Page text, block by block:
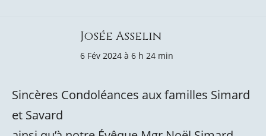
Josée Asselin
6 Fév 2024 à 6 h 24 min
Sincères Condoléances aux familles Simard
et Savard